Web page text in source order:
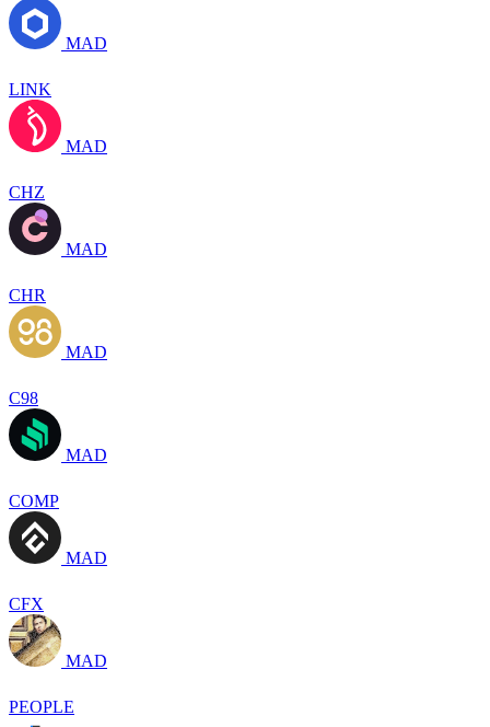
MAD
LINK
MAD
CHZ
MAD
CHR
MAD
C98
MAD
COMP
MAD
CFX
MAD
PEOPLE